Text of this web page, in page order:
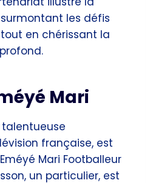
les défis
en chérissant la
Mari
talentueuse
française, est
Mari Footballeur
un particulier, est